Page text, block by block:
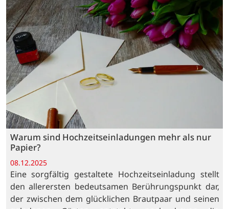
Warum sind Hochzeitseinladungen mehr als nur
Papier?
08.12.2025
Eine sorgfältig gestaltete Hochzeitseinladung stellt
den allerersten bedeutsamen Berührungspunkt dar,
der zwischen dem glücklichen Brautpaar und seinen